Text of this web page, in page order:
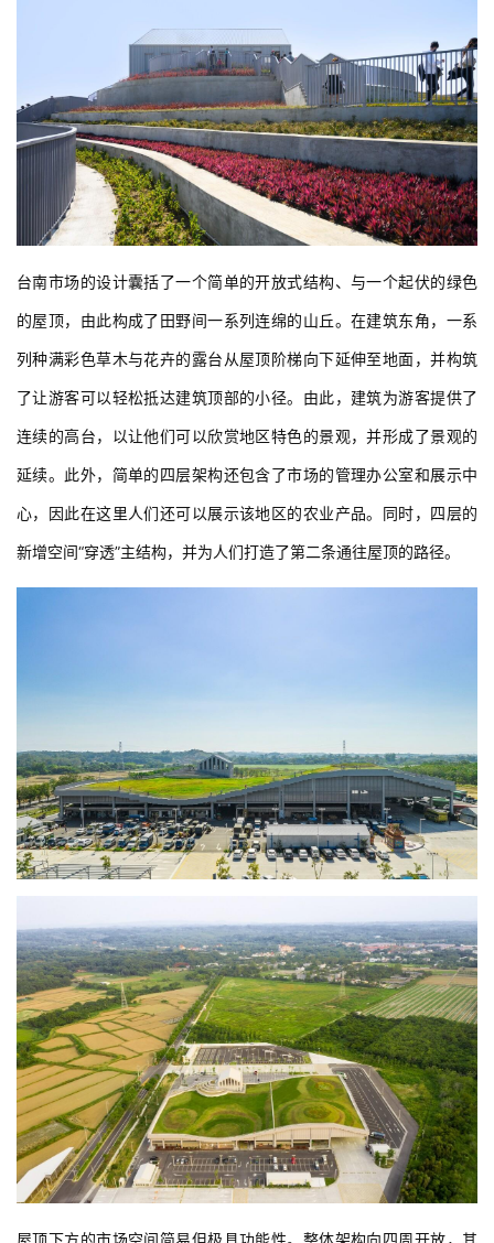
台南市场的设计囊括了一个简单的开放式结构、与一个起伏的绿色
的屋顶，由此构成了田野间一系列连绵的山丘。在建筑东角，一系
列种满彩色草木与花卉的露台从屋顶阶梯向下延伸至地面，并构筑
了让游客可以轻松抵达建筑顶部的小径。由此，建筑为游客提供了
连续的高台，以让他们可以欣赏地区特色的景观，并形成了景观的
延续。此外，简单的四层架构还包含了市场的管理办公室和展示中
心，因此在这里人们还可以展示该地区的农业产品。同时，四层的
新增空间“穿透”主结构，并为人们打造了第二条通往屋顶的路径。
屋顶下方的市场空间简易但极具功能性。整体架构向四周开放，其